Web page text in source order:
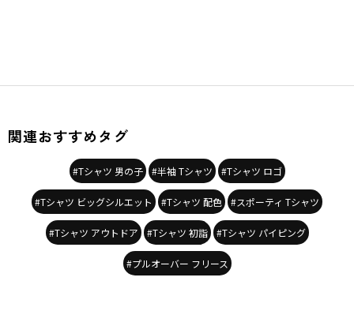
関連おすすめタグ
#Tシャツ 男の子 #半袖 Tシャツ #Tシャツ ロゴ
#Tシャツ ビッグシルエット #Tシャツ 配色 #スポーティ Tシャツ
#Tシャツ アウトドア #Tシャツ 初詣 #Tシャツ パイピング
#プルオーバー フリース